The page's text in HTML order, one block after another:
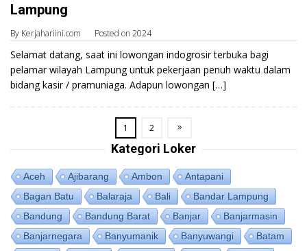
Lampung
By Kerjahariini.com Posted on 2024
Selamat datang, saat ini lowongan indogrosir terbuka bagi
pelamar wilayah Lampung untuk pekerjaan penuh waktu dalam
bidang kasir / pramuniaga. Adapun lowongan […]
1 2
Kategori Loker
Aceh Ajibarang Ambon
Antapani
Bagan Batu
Balaraja Bali
Bandar Lampung
Bandung
Bandung Barat Banjar
Banjarmasin
Banjarnegara
Banyumanik Banyuwangi
Batam